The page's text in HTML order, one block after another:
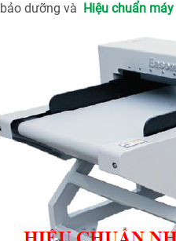
bảo dưỡng và Hiệu chuẩn